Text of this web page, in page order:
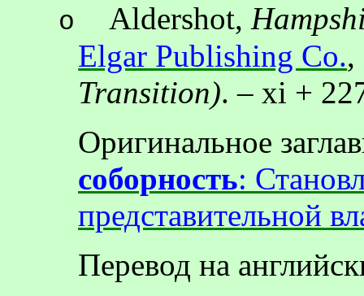
o Aldershot,
Elgar Publishing Co.,
Transition). – xi +
Оригинальное
соборность:
представительной
Перевод на